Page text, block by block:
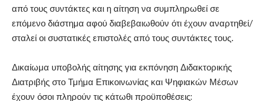
από τους συντάκτες και η αίτηση να συμπληρωθεί σε
επόμενο διάστημα αφού διαβεβαιωθούν ότι έχουν αναρτηθεί/
σταλεί οι συστατικές επιστολές από τους συντάκτες τους.
Δικαίωμα υποβολής αίτησης για εκπόνηση Διδακτορικής
Διατριβής στο Τμήμα Επικοινωνίας και Ψηφιακών Μέσων
έχουν όσοι πληρούν τις κάτωθι προϋποθέσεις: